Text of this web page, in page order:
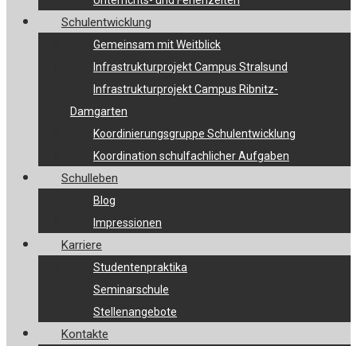
Schulentwicklung
Gemeinsam mit Weitblick
Infrastrukturprojekt Campus Stralsund
Infrastrukturprojekt Campus Ribnitz-
Damgarten
Koordinierungsgruppe Schulentwicklung
Koordination schulfachlicher Aufgaben
Schulleben
Blog
Impressionen
Karriere
Studentenpraktika
Seminarschule
Stellenangebote
Kontakte